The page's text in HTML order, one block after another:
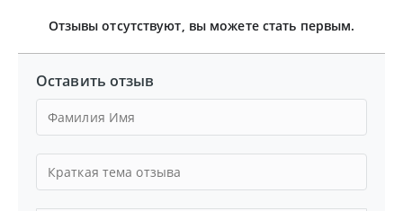
Отзывы отсутствуют, вы можете стать первым.
Оставить отзыв